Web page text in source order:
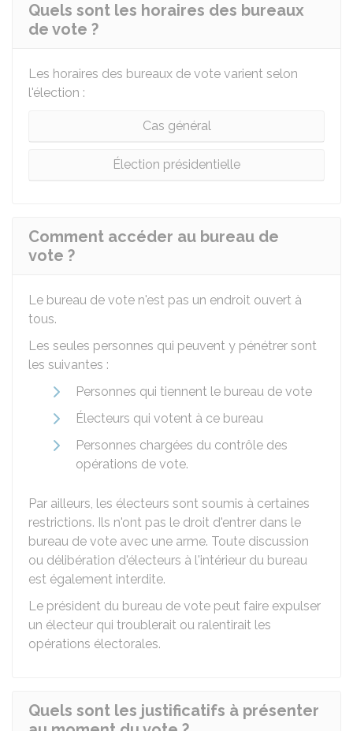
Quels sont les horaires des bureaux
de vote ?
Les horaires des bureaux de vote varient selon
l'élection :
Cas général
Élection présidentielle
Comment accéder au bureau de
vote ?
Le bureau de vote n'est pas un endroit ouvert à
tous.
Les seules personnes qui peuvent y pénétrer sont
les suivantes :
Personnes qui tiennent le bureau de vote
Électeurs qui votent à ce bureau
Personnes chargées du contrôle des
opérations de vote.
Par ailleurs, les électeurs sont soumis à certaines
restrictions. Ils n'ont pas le droit d'entrer dans le
bureau de vote avec une arme. Toute discussion
ou délibération d'électeurs à l'intérieur du bureau
est également interdite.
Le président du bureau de vote peut faire expulser
un électeur qui troublerait ou ralentirait les
opérations électorales.
Quels sont les justificatifs à présenter